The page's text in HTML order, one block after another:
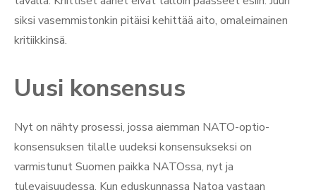
siksi vasemmistonkin pitäisi kehittää aito, omaleimainen
kritiikkinsä.
Uusi konsensus
Nyt on nähty prosessi, jossa aiemman NATO-optio-
konsensuksen tilalle uudeksi konsensukseksi on
varmistunut Suomen paikka NATOssa, nyt ja
tulevaisuudessa. Kun eduskunnassa Natoa vastaan